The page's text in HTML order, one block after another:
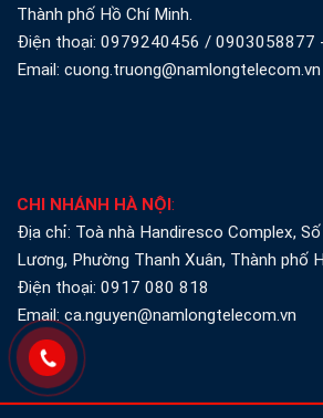
Thành phố Hồ Chí Minh.
Điện thoại: 0979240456 / 0903058877
Email: cuong.truong@namlongtelecom.vn
CHI NHÁNH HÀ NỘI:
Địa chỉ: Toà nhà Handiresco Complex,
Lương, Phường Thanh Xuân, Thành phố
Điện thoại: 0917 080 818
Email: ca.nguyen@namlongtelecom.vn